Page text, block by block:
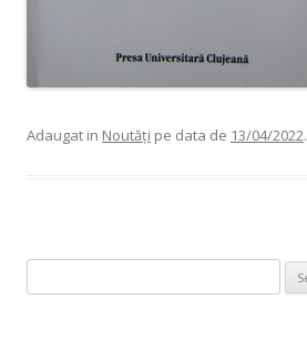
Adaugat in Noutăți pe data de 13/04/2022.